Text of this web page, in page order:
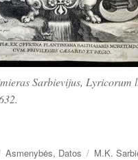
Sarbievijus, Lyricorum
Kategorijos
Asmenybės, Datos Žymos
M.K.